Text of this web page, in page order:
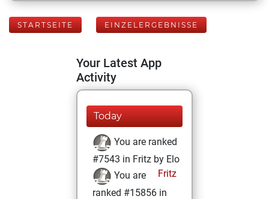
STARTSEITE EINZELERGEBNISSE
Your Latest App
Activity
Today
You are ranked
#7543 in Fritz by Elo
Fritz
You are
ranked #15856 in